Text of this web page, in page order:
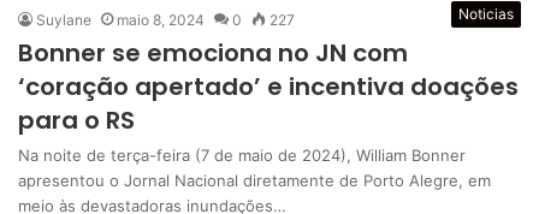
Noticias
Suylane maio 8, 2024 0 227
Bonner se emociona no JN com
‘coração apertado’ e incentiva doações
para o RS
Na noite de terça-feira (7 de maio de 2024), William Bonner
apresentou o Jornal Nacional diretamente de Porto Alegre, em
meio às devastadoras inundações…